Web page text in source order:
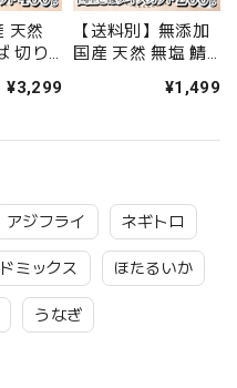
アジフライ ネギトロ
ミックス ほたるいか
うなぎ
天然
切り
ット
皮なし
凍】
¥3,299
【送料別】無添加
国産 天然 無塩 鯖
200g(約30-35切入)
内加工】魚 骨取り
品と同梱注文で送
料無料】解凍せず
そのまま使える 骨
抜き マサバ【C配
送：冷凍】
¥1,499